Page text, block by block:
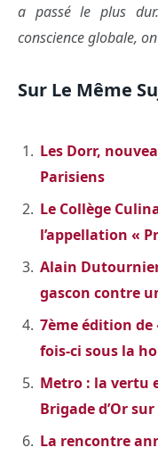
a passé le plus
conscience globale,
Sur Le Même
Les Dorr,
Parisiens
Le Collège
l’appellation «
Alain
gascon contre
7ème édition de
fois-ci sous la
Metro : la vertu
Brigade d’Or sur
La rencontre